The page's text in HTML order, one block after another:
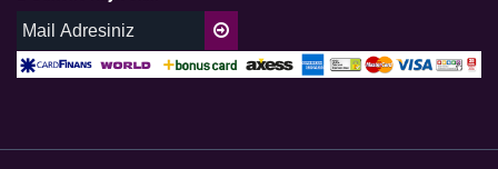
DPH
ECOPARTS